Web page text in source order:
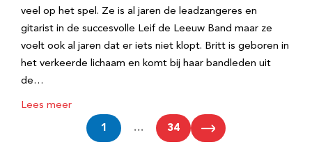
veel op het spel. Ze is al jaren de leadzangeres en
gitarist in de succesvolle Leif de Leeuw Band maar ze
voelt ook al jaren dat er iets niet klopt. Britt is geboren in
het verkeerde lichaam en komt bij haar bandleden uit
de…
Lees meer
1 … 34